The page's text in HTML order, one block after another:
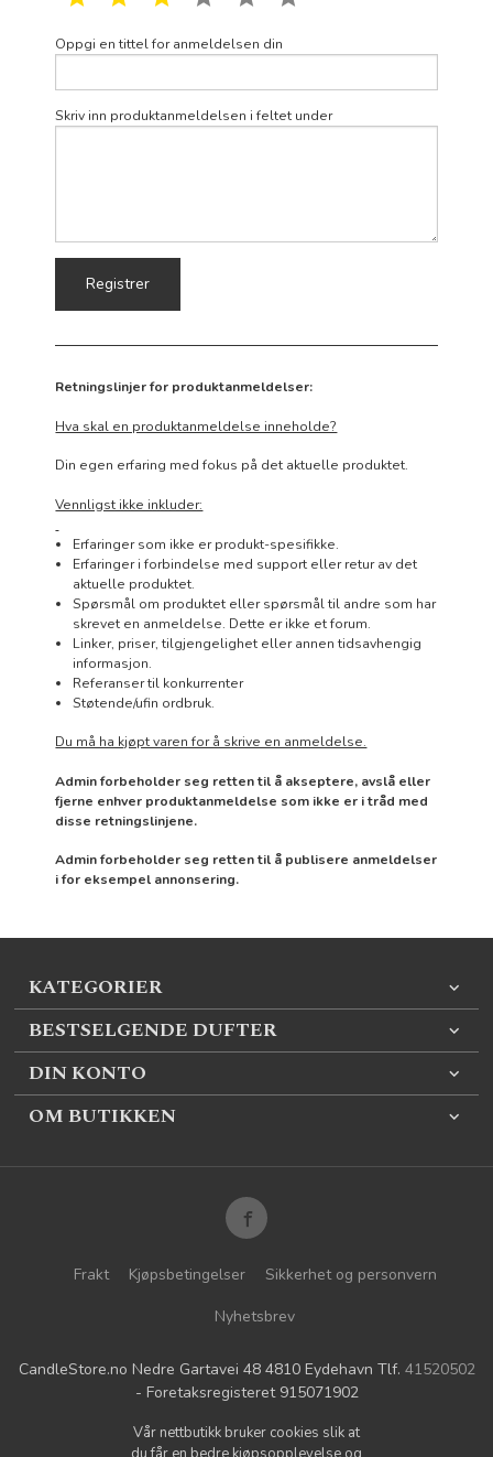
Oppgi en tittel for anmeldelsen din
Skriv inn produktanmeldelsen i feltet under
Retningslinjer for produktanmeldelser:
Hva skal en produktanmeldelse inneholde?
Din egen erfaring med fokus på det aktuelle produktet.
Vennligst ikke inkluder:
Erfaringer som ikke er produkt-spesifikke.
Erfaringer i forbindelse med support eller retur av det
aktuelle produktet.
Spørsmål om produktet eller spørsmål til andre som har
skrevet en anmeldelse. Dette er ikke et forum.
Linker, priser, tilgjengelighet eller annen tidsavhengig
informasjon.
Referanser til konkurrenter
Støtende/ufin ordbruk.
Du må ha kjøpt varen for å skrive en anmeldelse.
Admin forbeholder seg retten til å akseptere, avslå eller
fjerne enhver produktanmeldelse som ikke er i tråd med
disse retningslinjene.
Admin forbeholder seg retten til å publisere anmeldelser
i for eksempel annonsering.
KATEGORIER
BESTSELGENDE DUFTER
DIN KONTO
OM BUTIKKEN
Frakt Kjøpsbetingelser
Sikkerhet og personvern
Nyhetsbrev
CandleStore.no Nedre Gartavei 48 4810 Eydehavn Tlf. 41520502
- Foretaksregisteret 915071902
Vår nettbutikk bruker cookies slik at